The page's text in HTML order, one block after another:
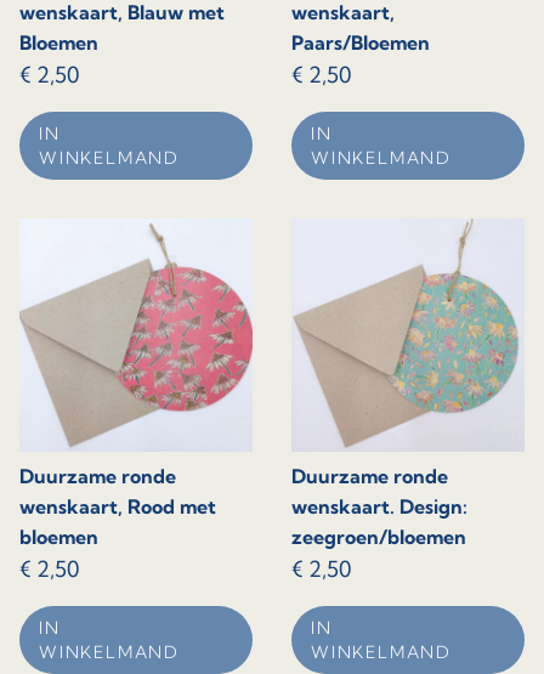
wenskaart, Blauw met
Bloemen
€ 2,50
IN
WINKELMAND
wenskaart,
Paars/Bloemen
€ 2,50
IN
WINKELMAND
Duurzame ronde
wenskaart, Rood met
bloemen
€ 2,50
IN
WINKELMAND
Duurzame ronde
wenskaart. Design:
zeegroen/bloemen
€ 2,50
IN
WINKELMAND